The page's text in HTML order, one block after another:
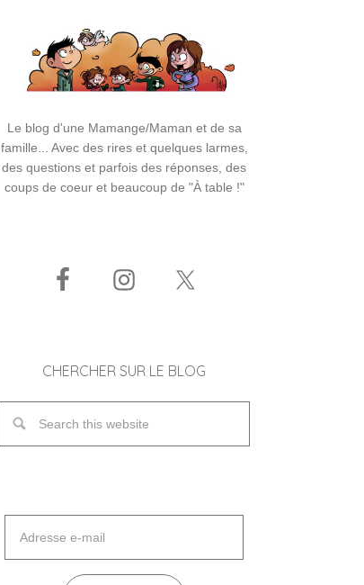
Le blog d'une Mamange/Maman et de sa
famille... Avec des rires et quelques larmes,
des questions et parfois des réponses, des
coups de coeur et beaucoup de "À table !"
CHERCHER SUR LE BLOG
mail